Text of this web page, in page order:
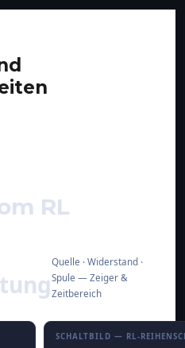
RL
Quelle · Widerstand ·
Spule — Zeiger &
Zeitbereich
SCHALTBILD — RL-